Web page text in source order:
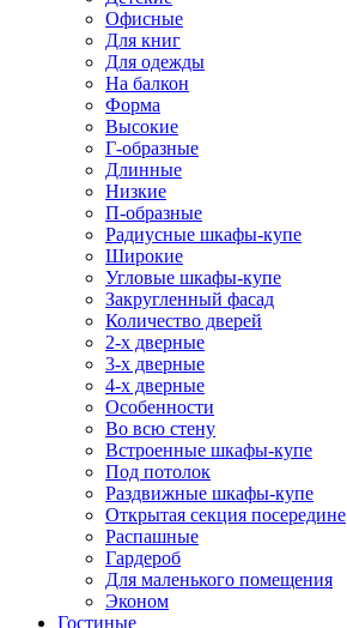
Офисные
Для книг
Для одежды
На балкон
Форма
Высокие
Г-образные
Длинные
Низкие
П-образные
Радиусные шкафы-купе
Широкие
Угловые шкафы-купе
Закругленный фасад
Количество дверей
2-х дверные
3-х дверные
4-х дверные
Особенности
Во всю стену
Встроенные шкафы-купе
Под потолок
Раздвижные шкафы-купе
Открытая секция посередине
Распашные
Гардероб
Для маленького помещения
Эконом
Гостиные